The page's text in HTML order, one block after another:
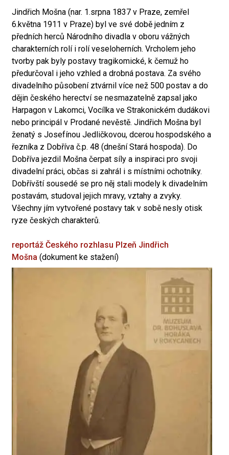
Jindřich Mošna (nar. 1.srpna 1837 v Praze, zemřel
6.května 1911 v Praze) byl ve své době jedním z
předních herců Národního divadla v oboru vážných
charakterních rolí i rolí veseloherních. Vrcholem jeho
tvorby pak byly postavy tragikomické, k čemuž ho
předurčoval i jeho vzhled a drobná postava. Za svého
divadelního působení ztvárnil více než 500 postav a do
dějin českého herectví se nesmazatelně zapsal jako
Harpagon v Lakomci, Vocílka ve Strakonickém dudákovi
nebo principál v Prodané nevěstě. Jindřich Mošna byl
ženatý s Josefínou Jedličkovou, dcerou hospodského a
řezníka z Dobříva č.p. 48 (dnešní Stará hospoda). Do
Dobříva jezdil Mošna čerpat síly a inspiraci pro svoji
divadelní práci, občas si zahrál i s místními ochotníky.
Dobřívští sousedé se pro něj stali modely k divadelním
postavám, studoval jejich mravy, vztahy a zvyky.
Všechny jím vytvořené postavy tak v sobě nesly otisk
ryze českých charakterů.
reportáž Českého rozhlasu Plzeň Jindřich
Mošna (dokument ke stažení)